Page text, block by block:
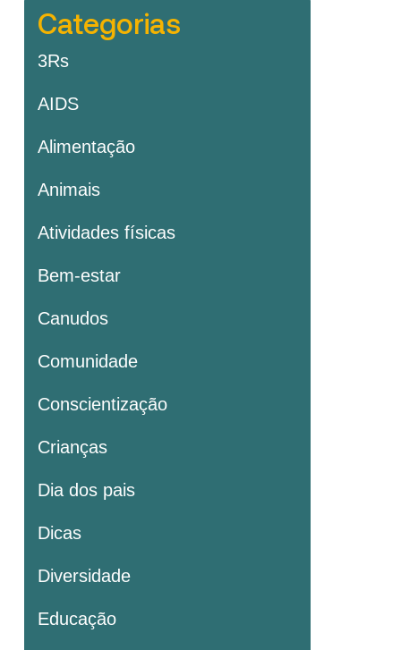
Categorias
3Rs
AIDS
Alimentação
Animais
Atividades físicas
Bem-estar
Canudos
Comunidade
Conscientização
Crianças
Dia dos pais
Dicas
Diversidade
Educação